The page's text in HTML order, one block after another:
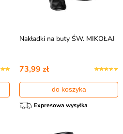
Nakładki na buty ŚW. MIKOŁAJ
73,99 zł
do koszyka
Expresowa wysyłka